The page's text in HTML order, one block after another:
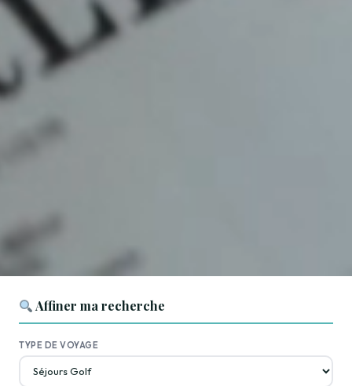
Affiner ma recherche
TYPE DE VOYAGE